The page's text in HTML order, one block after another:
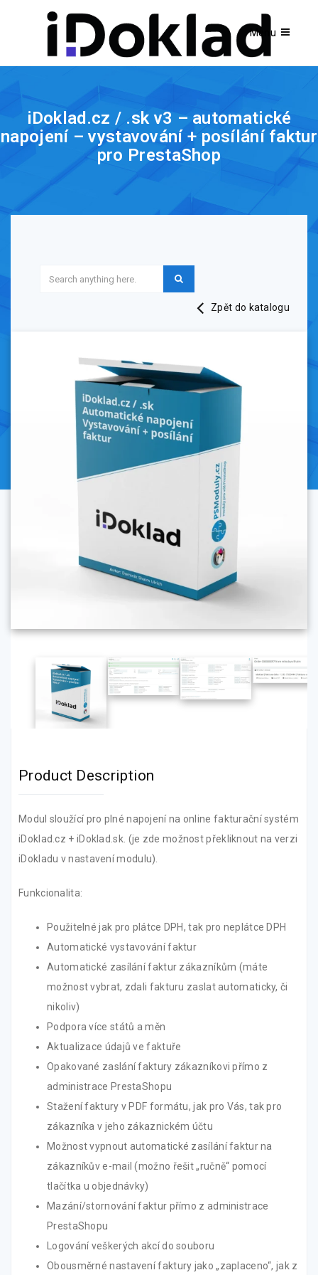
iDoklad.cz / .sk v3 – automatické
napojení – vystavování + posílání faktur
pro PrestaShop
Zpět do katalogu
Product Description
Modul sloužící pro plné napojení na online fakturační systém
iDoklad.cz + iDoklad.sk. (je zde možnost překliknout na verzi
iDokladu v nastavení modulu).
Funkcionalita:
Použitelné jak pro plátce DPH, tak pro neplátce DPH
Automatické vystavování faktur
Automatické zasílání faktur zákazníkům (máte
možnost vybrat, zdali fakturu zaslat automaticky, či
nikoliv)
Podpora více států a měn
Aktualizace údajů ve faktuře
Opakované zaslání faktury zákazníkovi přímo z
administrace PrestaShopu
Stažení faktury v PDF formátu, jak pro Vás, tak pro
zákazníka v jeho zákaznickém účtu
Možnost vypnout automatické zasílání faktur na
zákazníkův e-mail (možno řešit „ručně“ pomocí
tlačítka u objednávky)
Mazání/stornování faktur přímo z administrace
PrestaShopu
Logování veškerých akcí do souboru
Obousměrné nastavení faktury jako „zaplaceno“, jak z